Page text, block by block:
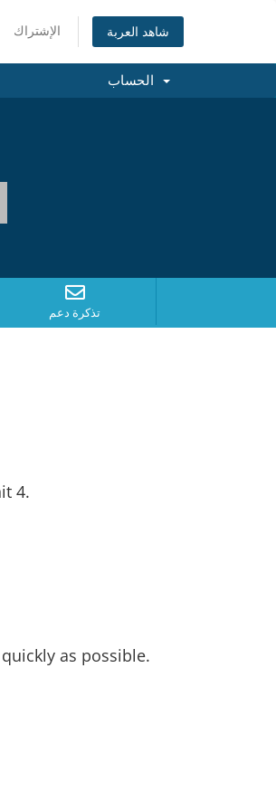
الإشتراك شاهد العربة
تذكرة دعم
4.
as possible.